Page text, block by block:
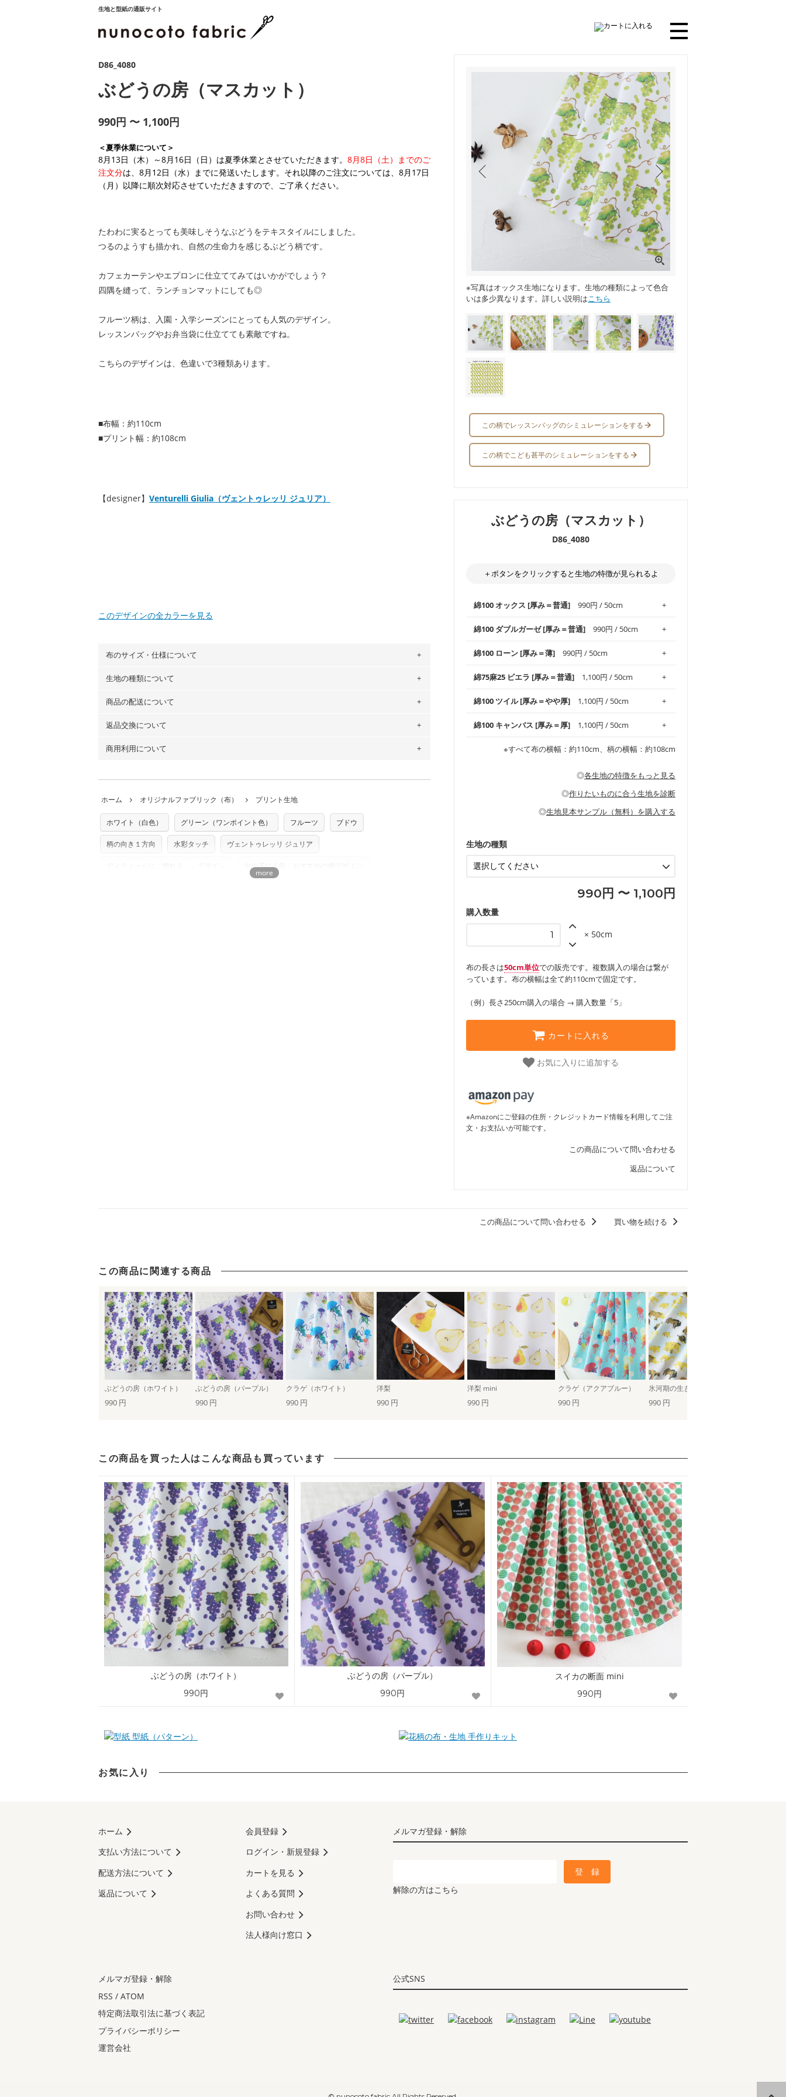
生地と型紙の通販サイト
※写真はオックス生地になります。生地の種類によって色合
いは多少異なります。詳しい説明はこちら
この柄でレッスンバッグのシミュレーションをする
この柄でこども甚平のシミュレーションをする
ぶどうの房（マスカット）
D86_4080
＋ボタンをクリックすると生地の特徴が見られるよ
綿100 オックス [厚み＝普通] 990円 / 50cm
使いやすさNo.1！しなやかさと適度な張りを併せ持ち、
通気性の高さがオックス生地の特徴です。当サイトのオ
縫いやすいため、布小物全般にお使いいただけます。
※レッスンバッグ、上履き袋などの通園通学グッズには
などの布小物
・布団カバーなどの寝具、カーテン
・スカート、甚平などの子ども服
綿100 ダブルガーゼ [厚み＝普通] 990円 / 50cm
柔らかくふんわりとした肌触りが特徴です。ベビー用品
やハンカチなど直接肌に触れるアイテムに最適です。高
シーズンで活躍してくれます。
・スタイ、おくるみなどのベビーグッズ
・ブラウス、チュニック、ワンピースなどの洋服
綿100 ローン [厚み＝薄] 990円 / 50cm
上質で薄手の平織りの生地です。軽やかさとなめらかな
手触りの良さが魅力。透け感があるので、涼しげなトッ
・ブラウス、シャツ、チュニックなどのトップス
綿75麻25 ビエラ [厚み＝普通] 1,100円 / 50cm
コットン75％リネン25％の当店のビエラ生地は、オック
ス生地よりもふんわりとした柔らかい質感と適度な落ち
綿100 ツイル [厚み＝やや厚] 1,100円 / 50cm
綾織りの生地です。しっかりとした張りと厚みがありな
がらも柔らかいのが特徴です。生地の厚みは中厚手で
・レッスンバッグ、上履き袋などの通園通学グッズ
・カーテン、エプロン、テーブルクロスなどの暮らしの
・パンツ、タックスカートなどのボトムス
もっと詳しく見る
綿100 キャンバス [厚み＝厚] 1,100円 / 50cm
夫で高い耐久性があります。トートバッグ・ポーチ・ペ
ンケースなどの布小物、インテリア用品に向いていま
・インテリア用品
※すべて布の横幅：約110cm、柄の横幅：約108cm
◎各生地の特徴をもっと見る
◎作りたいものに合う生地を診断
◎生地見本サンプル（無料）を購入する
生地の種類
990円 〜 1,100円
購入数量
× 50cm
布の長さは50cm単位での販売です。複数購入の場合は繋が
っています。布の横幅は全て約110cmで固定です。
（例）長さ250cm購入の場合 → 購入数量「5」
カートに入れる
お気に入りに追加する
※Amazonにご登録の住所・クレジットカード情報を利用してご注
文・お支払いが可能です。
この商品について問い合わせる
返品について
D86_4080
ぶどうの房（マスカット）
990円 〜 1,100円
＜夏季休業について＞
8月13日（木）～8月16日（日）は夏季休業とさせていただきます。 8月8日（土）までのご
注文分は、8月12日（水）までに発送いたします。それ以降のご注文については、8月17日
（月）以降に順次対応させていただきますので、ご了承ください。
たわわに実るとっても美味しそうなぶどうをテキスタイルにしました。
つるのようすも描かれ、自然の生命力を感じるぶどう柄です。
カフェカーテンやエプロンに仕立ててみてはいかがでしょう？
四隅を縫って、ランチョンマットにしても◎
フルーツ柄は、入園・入学シーズンにとっても人気のデザイン。
レッスンバッグやお弁当袋に仕立てても素敵ですね。
こちらのデザインは、色違いで3種類あります。
■布幅：約110cm
■プリント幅：約108cm
【designer】 Venturelli Giulia（ヴェントゥレッリ ジュリア）
このデザインの全カラーを見る
布のサイズ・仕様について
布の長さは50cm単位での販売になります。
※カットを希望の方は備考欄に「50cmずつカット希望」などご記載ください（50cm
単位でのカットのみ）
生地の種類について
・現在、すべてのデザインのプリントに使用している生地は６種類です。素材は
ーン）・コットンリネン（ビエラ織）・100％コットン（ツイル）・100％コットン
（キャンバス・11号帆布）です。
◎ 各生地の詳細を見る
商品の配送について
・ネコポスでの配送は、布は2mまで型紙は2個までとなります（一部例外有り）それ
ります。
※万が一、検品時に不備が見つかった場合は、4～5営業日後の発送となる場合がござ
※土日祝は営業日に含まれません。
※配送日のご指定は承れません。出来上がり次第、順次発送いたします。
返品交換について
・布はご注文後に注文数量のみをプリントするため、
購入後の返品および交換は承る
ていた色味と違う、などの理由での返品は承れません。予めご了承ください。
返品・交換対象の基準について詳しくは こちら
商用利用について
た記載も不要です。（製品化した際に起こる全ての問題、クレームにつきましては当
店及びnunocoto fabricは一切の責任を負いませんのでご了承ください）
※有料型紙（ホームソーイング型紙シリーズ）および柄がえらべるキットに付属された
型紙は商用利用できませんのでご注意ください。型紙自体の転用・販売および型紙を
ホーム オリジナルファブリック（布） プリント生地
ホワイト（白色） グリーン（ワンポイント色） フルーツ ブドウ
柄の向き１方向 水彩タッチ ヴェントゥレッリ ジュリア
女の子に人気・おすすめの柄デザイン
この商品について問い合わせる 買い物を続ける
この商品に関連する商品
ぶどうの房（ホワイト） ぶどうの房（パープル） クラゲ（ホワイト） 洋梨 洋梨 mini クラゲ（アクアブルー）
990 円 990 円 990 円 990 円 990 円 990 円 990 円
この商品を買った人はこんな商品も買っています
ぶどうの房（ホワイト）
990円
ぶどうの房（パープル）
990円
スイカの断面 mini
990円
型紙（パターン） 手作りキット
お気に入り
メルマガ登録・解除
解除の方はこちら
ホーム
支払い方法について
配送方法について
返品について
会員登録
ログイン・新規登録
カートを見る
よくある質問
お問い合わせ
法人様向け窓口
公式SNS
メルマガ登録・解除
RSS / ATOM
特定商法取引法に基づく表記
プライバシーポリシー
運営会社